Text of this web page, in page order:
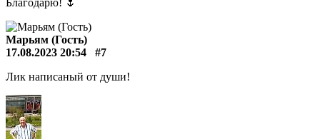
Благодарю! 🌷
Марьям (Гость)
17.08.2023 20:54
#7
Лик написаный от души!